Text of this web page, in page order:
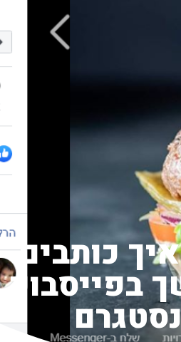
– איך כותבים
בפייסבוק